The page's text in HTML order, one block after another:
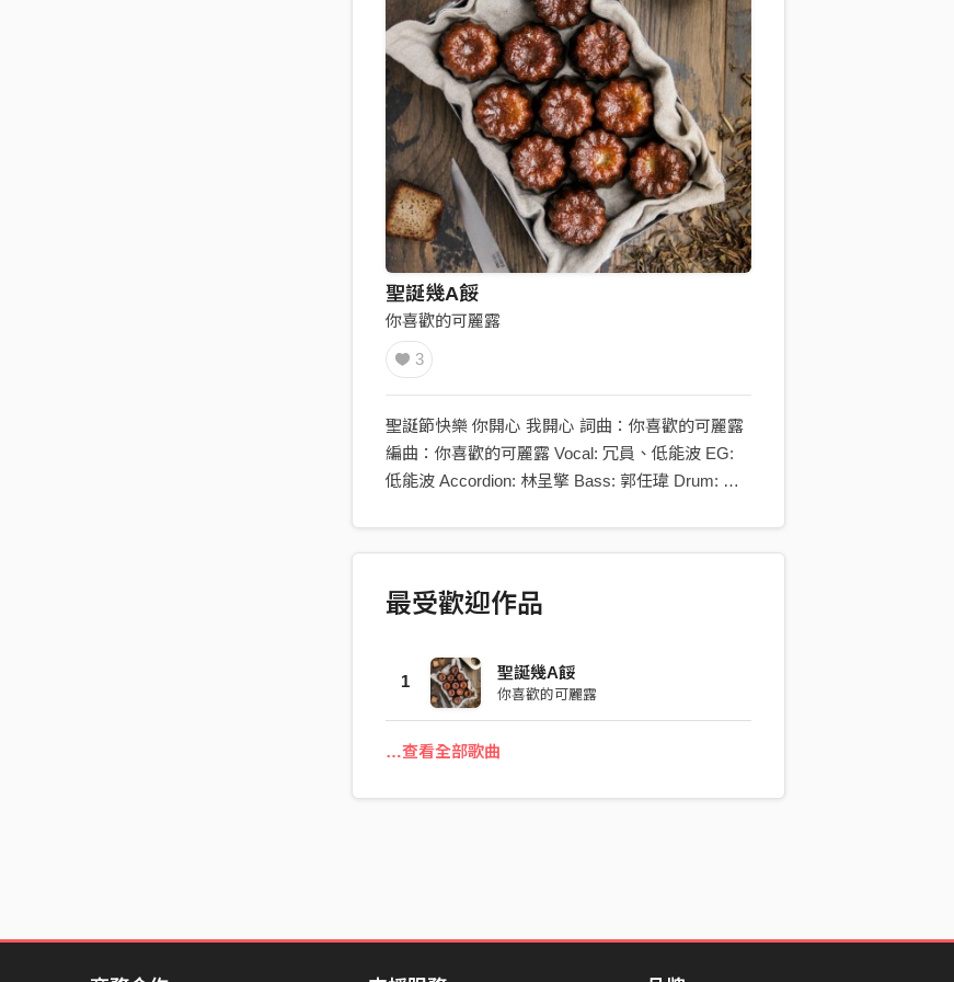
聖誕幾A餒
你喜歡的可麗露
3
聖誕節快樂 你開心 我開心 詞曲：你喜歡的可麗露
編曲：你喜歡的可麗露 Vocal: 冗員、低能波 EG:
低能波 Accordion: 林呈擎 Bass: 郭任瑋 Drum: 壯
最受歡迎作品
1 聖誕幾A餒
你喜歡的可麗露
…查看全部歌曲